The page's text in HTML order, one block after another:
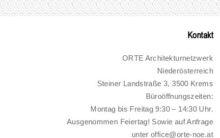
Kontakt
ORTE Architekturnetzwerk
Niederösterreich
Steiner Landstraße 3, 3500 Krems
Büroöffnungszeiten:
Montag bis Freitag 9:30 – 14:30 Uhr.
Ausgenommen Feiertag! Sowie auf Anfrage
unter office@orte-noe.at